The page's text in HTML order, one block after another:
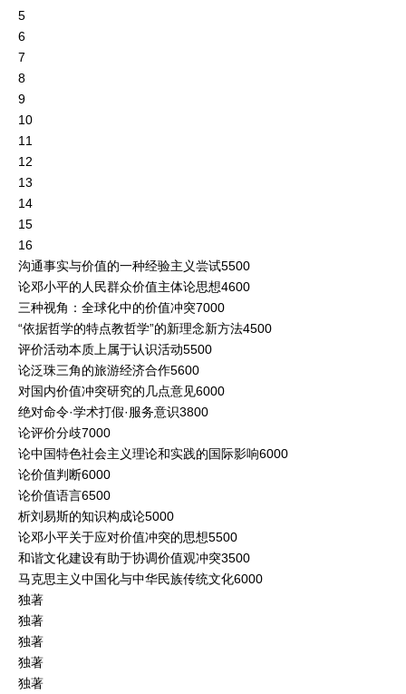
5
6
7
8
9
10
11
12
13
14
15
16
沟通事实与价值的一种经验主义尝试5500
论邓小平的人民群众价值主体论思想4600
三种视角：全球化中的价值冲突7000
“依据哲学的特点教哲学”的新理念新方法4500
评价活动本质上属于认识活动5500
论泛珠三角的旅游经济合作5600
对国内价值冲突研究的几点意见6000
绝对命令·学术打假·服务意识3800
论评价分歧7000
论中国特色社会主义理论和实践的国际影响6000
论价值判断6000
论价值语言6500
析刘易斯的知识构成论5000
论邓小平关于应对价值冲突的思想5500
和谐文化建设有助于协调价值观冲突3500
马克思主义中国化与中华民族传统文化6000
独著
独著
独著
独著
独著